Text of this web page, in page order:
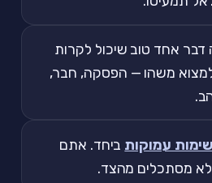
דבר אחד טוב שיכול לקרות
למצוא משהו — הפסקה, חבר,
עמוקות ביחד. אתם
לא מסתכלים מהצד.